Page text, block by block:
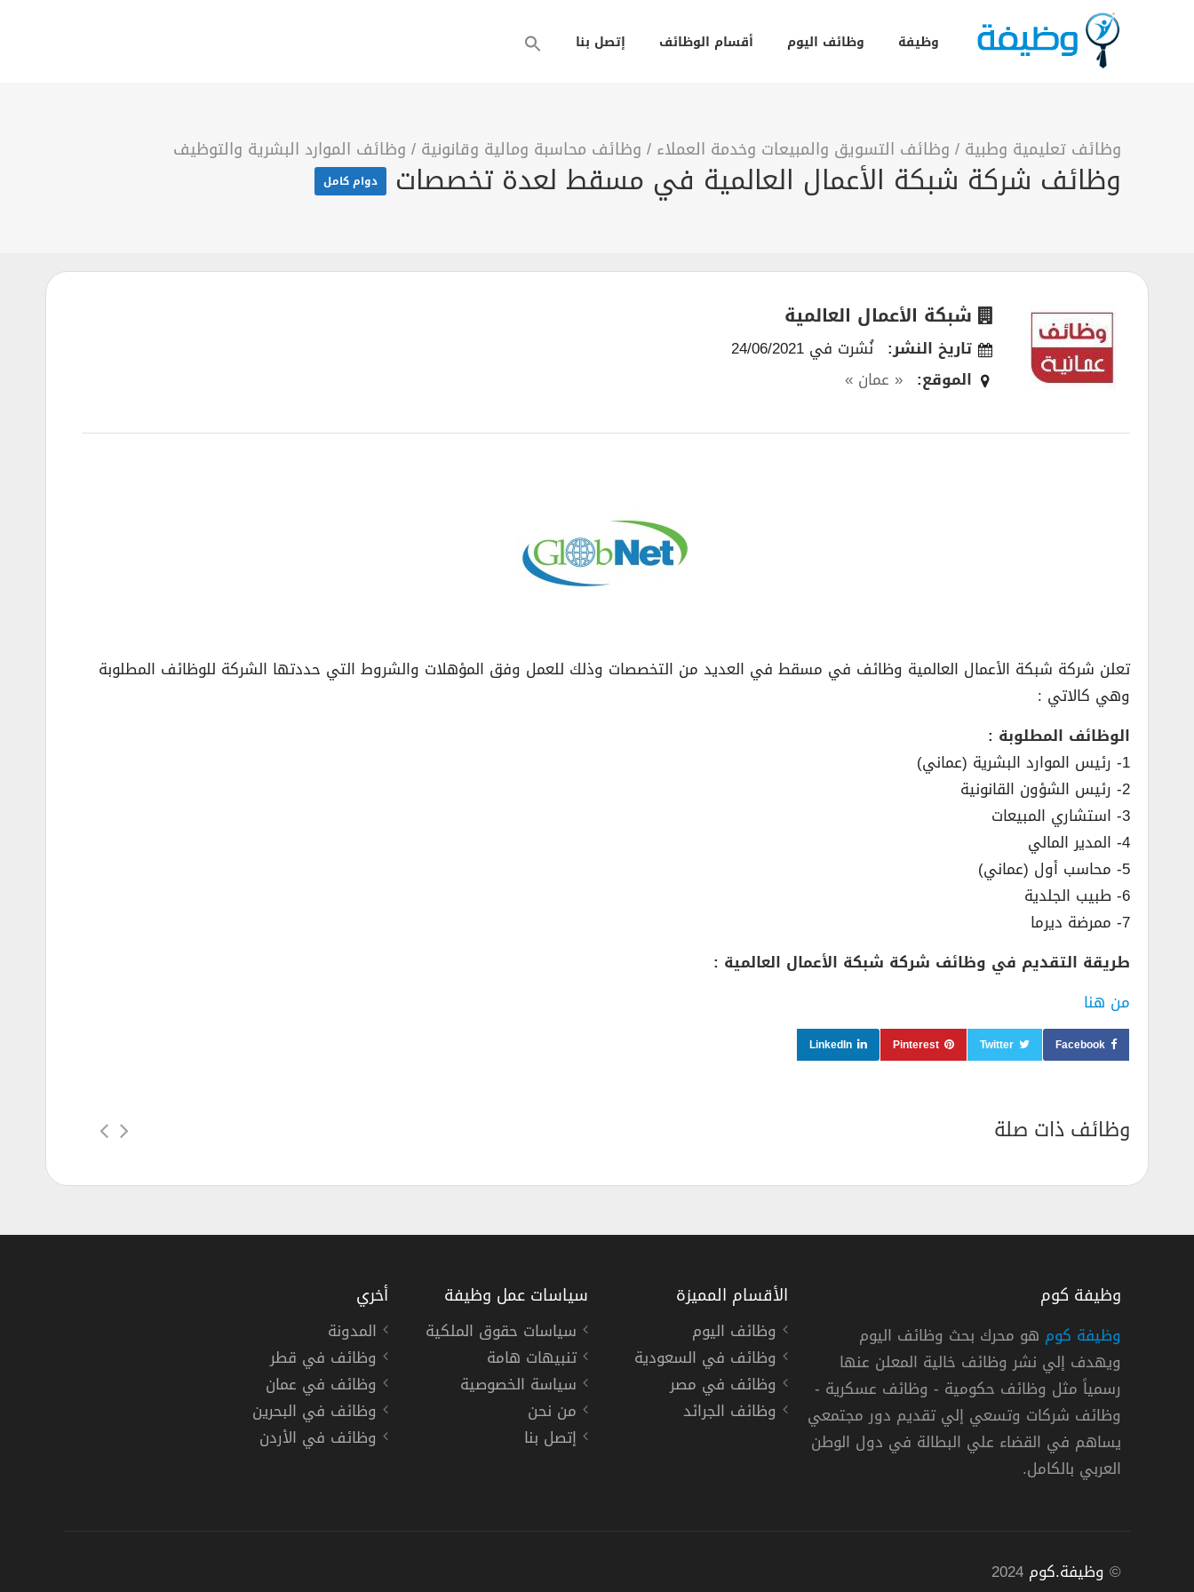
وظيفة وظائف اليوم أقسام الوظائف إتصل بنا
وظائف تعليمية وطبية / وظائف التسويق والمبيعات وخدمة العملاء / وظائف محاسبة ومالية وقانونية / وظائف الموارد البشرية والتوظيف
وظائف شركة شبكة الأعمال العالمية في مسقط لعدة تخصصات دوام كامل
شبكة الأعمال العالمية
تاريخ النشر: نُشرت في 24/06/2021
الموقع: « عمان »
تعلن شركة شبكة الأعمال العالمية وظائف في مسقط في العديد من التخصصات وذلك للعمل وفق المؤهلات والشروط التي حددتها الشركة للوظائف المطلوبة
وهي كالاتي :
الوظائف المطلوبة :
1- رئيس الموارد البشرية (عماني)
2- رئيس الشؤون القانونية
3- استشاري المبيعات
4- المدير المالي
5- محاسب أول (عماني)
6- طبيب الجلدية
7- ممرضة ديرما
طريقة التقديم في وظائف شركة شبكة الأعمال العالمية :
من هنا
Facebook
Twitter
Pinterest
LinkedIn
وظائف ذات صلة
وظائف جامعة الشرقية في سلطنة عمان لعدة تخصصات وظائف جهاز الاستثمار العماني لحملة البكالوريوس في سلطنة عمان
جهاز الاستثمار العماني
« عمان »
وظيفة كوم
وظيفة كوم هو محرك بحث وظائف اليوم
ويهدف إلي نشر وظائف خالية المعلن عنها
رسمياً مثل وظائف حكومية - وظائف عسكرية -
وظائف شركات وتسعي إلي تقديم دور مجتمعي
يساهم في القضاء علي البطالة في دول الوطن
العربي بالكامل.
الأقسام المميزة
وظائف اليوم
وظائف في السعودية
وظائف في مصر
وظائف الجرائد
سياسات عمل وظيفة
سياسات حقوق الملكية
تنبيهات هامة
سياسة الخصوصية
من نحن
إتصل بنا
أخري
المدونة
وظائف في قطر
وظائف في عمان
وظائف في البحرين
وظائف في الأردن
© وظيفة.كوم